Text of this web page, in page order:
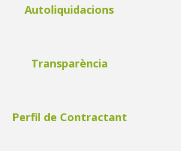
Autoliquidacions
Transparència
Perfil de Contractant